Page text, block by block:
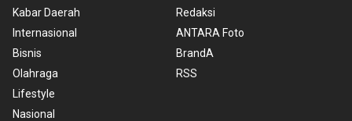
Kabar Daerah
Internasional
Bisnis
Olahraga
Lifestyle
Nasional
Redaksi
ANTARA Foto
BrandA
RSS